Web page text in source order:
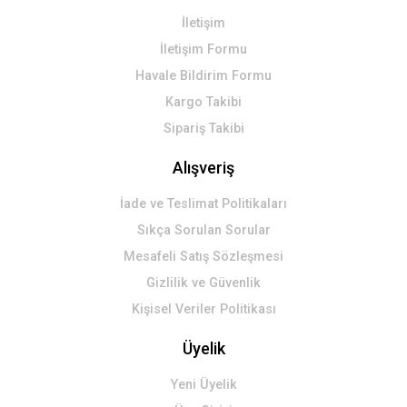
Gönder
İletişim
İletişim Formu
Havale Bildirim Formu
Kargo Takibi
Sipariş Takibi
Alışveriş
İade ve Teslimat Politikaları
Sıkça Sorulan Sorular
Mesafeli Satış Sözleşmesi
Gizlilik ve Güvenlik
Kişisel Veriler Politikası
Üyelik
Yeni Üyelik